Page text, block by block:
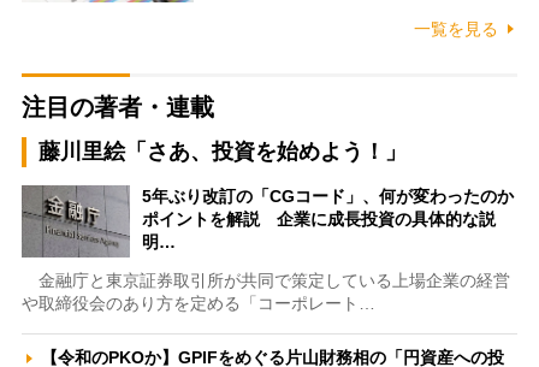
一覧を見る
注目の著者・連載
藤川里絵「さあ、投資を始めよう！」
5年ぶり改訂の「CGコード」、何が変わったのか
ポイントを解説 企業に成長投資の具体的な説
明…
金融庁と東京証券取引所が共同で策定している上場企業の経営
や取締役会のあり方を定める「コーポレート…
【令和のPKOか】GPIFをめぐる片山財務相の「円資産への投